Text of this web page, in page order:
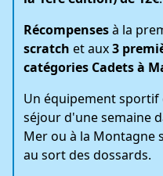
Récompensesà la
scratch et aux3
catégories Cadets à
Un équipement sportif
séjour d'une semaine
Mer ou à la
au sort des dossards.